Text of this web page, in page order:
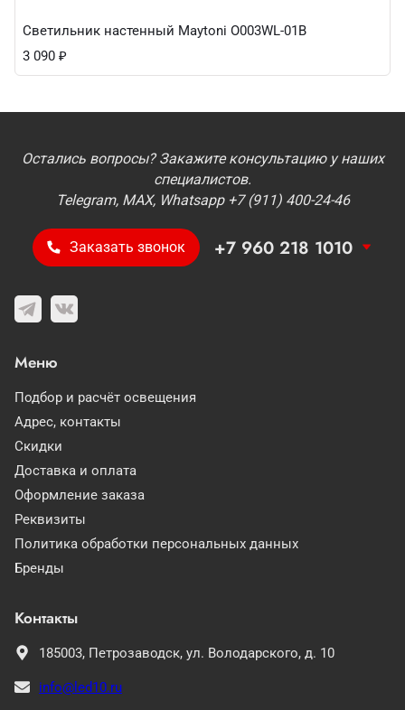
Светильник настенный Maytoni O003WL-01B
3 090 ₽
Остались вопросы? Закажите консультацию у наших
специалистов.
Telegram, MAX, Whatsapp +7 (911) 400-24-46
Заказать звонок +7 960 218 1010
Меню
Подбор и расчёт освещения
Адрес, контакты
Скидки
Доставка и оплата
Оформление заказа
Реквизиты
Политика обработки персональных данных
Бренды
Контакты
185003, Петрозаводск, ул. Володарского, д. 10
info@led10.ru